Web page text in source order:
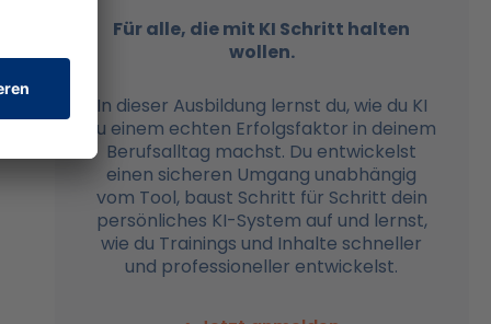
Für alle, die mit KI Schritt halten
wollen.
In dieser Ausbildung lernst du, wie du KI
zu einem echten Erfolgsfaktor in deinem
Berufsalltag machst. Du entwickelst
einen sicheren Umgang unabhängig
vom Tool, baust Schritt für Schritt dein
persönliches KI-System auf und lernst,
wie du Trainings und Inhalte schneller
und professioneller entwickelst.